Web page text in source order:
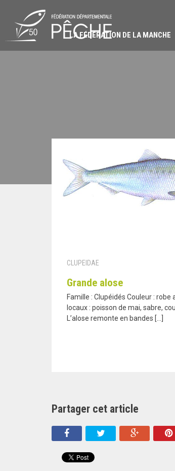
contenu
LA FÉDÉRATION DE LA MANCHE
CLUPEIDAE
Grande alose
Famille : Clupéidés Couleur : robe
locaux : poisson de mai, sabre,
L’alose remonte en bandes […]
Partager cet article